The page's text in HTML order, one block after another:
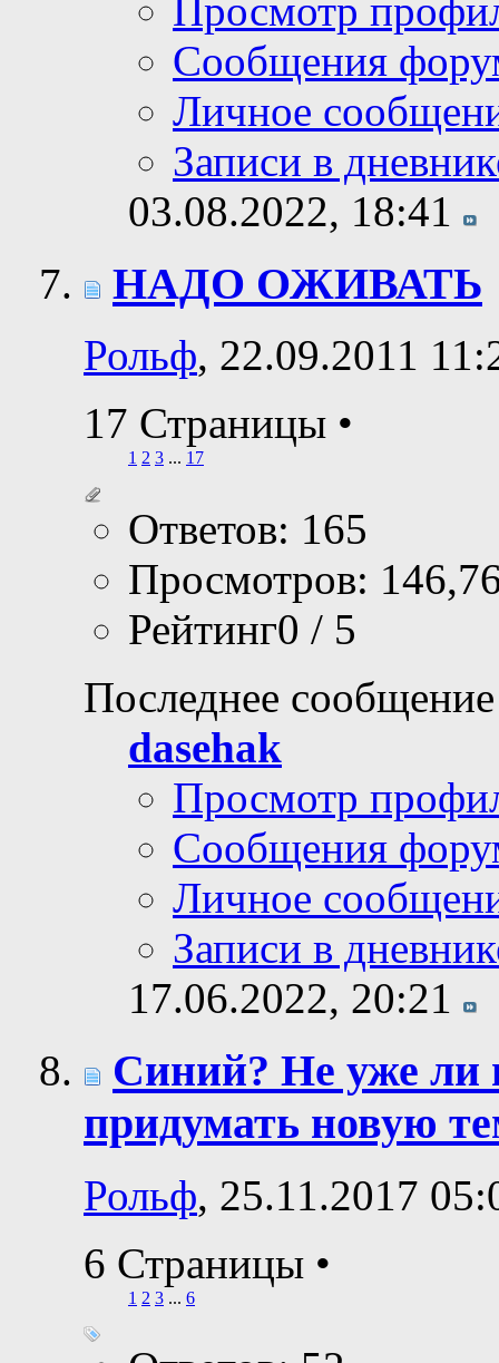
Просмотр
Сообщения
Личное
Записи в
03.08.2022, 18:41
НАДО ОЖИВАТЬ
Рольф, 22.09.2011
17 Страницы •
1 2 3 ... 17
Ответов: 165
Просмотров:
Рейтинг0 / 5
Последнее
dasehak
Просмотр
Сообщения
Личное
Записи в
17.06.2022, 20:21
Синий? Не уже ли
придумать новую
Рольф, 25.11.2017
6 Страницы •
1 2 3 ... 6